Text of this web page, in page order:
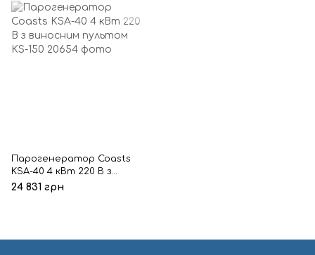
Парогенератор Coasts
KSA-40 4 кВт 220 В з
виносним пультом KS-150
24 831 грн